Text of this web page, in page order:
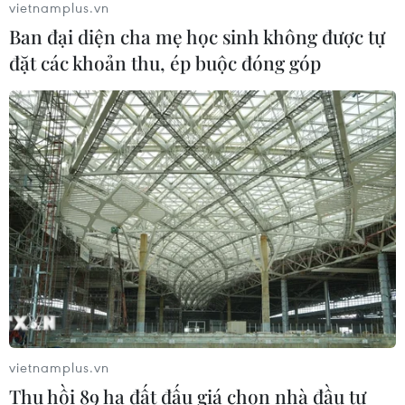
07/08/2026 03:04
Giá vàng trong nước giảm nhẹ,
thương hiệu SJC lùi về ngưỡng 142,2
triệu đồng
07/08/2026 02:21
Kho dự trữ khí đốt của EU còn chưa
đầy 60% ngay trước mùa Đông
07/08/2026 01:50
Phòng vệ thương mại và bài học
"chuẩn bị kỹ-thắng lớn" của doanh
nghiệp Việt
vietnamplus.vn
Ban đại diện cha mẹ học sinh không được tự
đặt các khoản thu, ép buộc đóng góp
vietnamplus.vn
Thu hồi 89 ha đất đấu giá chọn nhà đầu tư